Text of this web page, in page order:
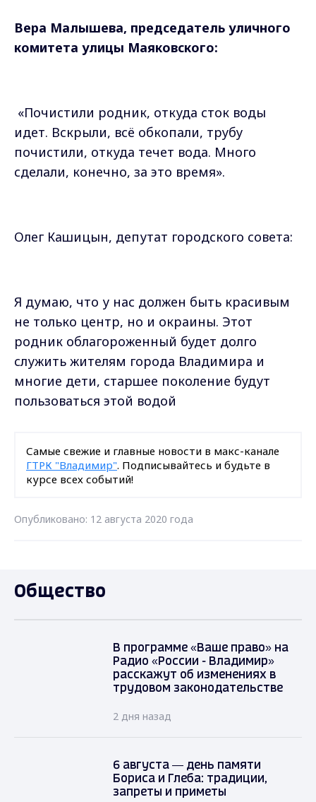
Вера Малышева, председатель уличного
комитета улицы Маяковского:
«Почистили родник, откуда сток воды
идет. Вскрыли, всё обкопали, трубу
почистили, откуда течет вода. Много
сделали, конечно, за это время».
Олег Кашицын, депутат городского совета:
Я думаю, что у нас должен быть красивым
не только центр, но и окраины. Этот
родник облагороженный будет долго
служить жителям города Владимира и
многие дети, старшее поколение будут
пользоваться этой водой
Самые свежие и главные новости в макс-канале
ГТРК "Владимир". Подписывайтесь и будьте в
курсе всех событий!
Опубликовано: 12 августа 2020 года
Общество
В программе «Ваше право» на
Радио «России - Владимир»
расскажут об изменениях в
трудовом законодательстве
2 дня назад
6 августа — день памяти
Бориса и Глеба: традиции,
запреты и приметы